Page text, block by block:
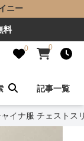
ニー
料
0 0
記事一覧
イナ服 チェストス